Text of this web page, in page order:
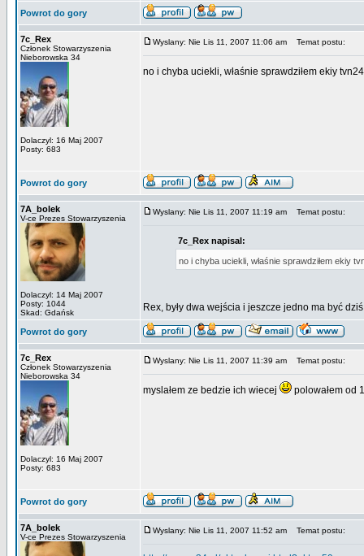
Powrot do gory
7c_Rex
Członek Stowarzyszenia
Nieborowska 34
Dolaczyl: 16 Maj 2007
Posty: 683
Wyslany: Nie Lis 11, 2007 11:06 am Temat postu:
no i chyba uciekli, właśnie sprawdziłem ekiy
Powrot do gory
7A_bolek
V-ce Prezes Stowarzyszenia
Dolaczyl: 14 Maj 2007
Posty: 1044
Skad: Gdańsk
Wyslany: Nie Lis 11, 2007 11:19 am Temat postu:
7c_Rex napisal:
no i chyba uciekli, właśnie sprawdziłem ekiy
Rex, były dwa wejścia i jeszcze jedno ma być
Powrot do gory
7c_Rex
Członek Stowarzyszenia
Nieborowska 34
Dolaczyl: 16 Maj 2007
Posty: 683
Wyslany: Nie Lis 11, 2007 11:39 am Temat postu:
myslałem ze bedzie ich wiecej polowałem od
Powrot do gory
7A_bolek
V-ce Prezes Stowarzyszenia
Wyslany: Nie Lis 11, 2007 11:52 am Temat postu: